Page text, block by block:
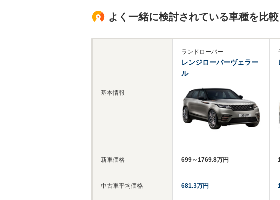
よく一緒に検討されている車種を比較
基本情報
新車価格
中古車平均価格
ランドローバー
レンジローバーヴェラー
ル
699～1769.8万円
681.3万円